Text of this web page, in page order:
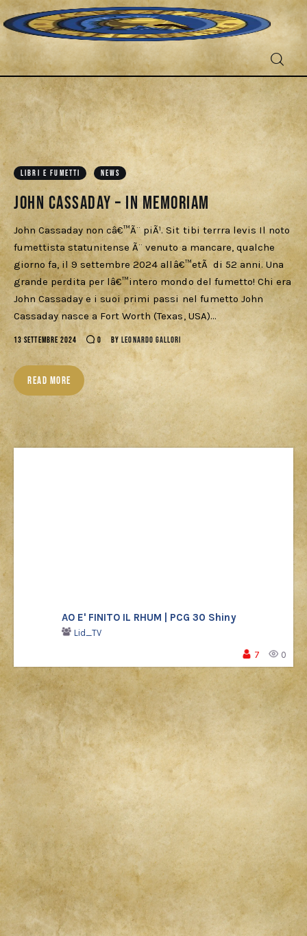
Fantascienza
Fantasy
Games
Recensioni
Libri e fumetti
Cercatori
Download
LIBRI E FUMETTI NEWS
John Cassaday – In memoriam
John Cassaday non câ€™Ã¨ piÃ¹. Sit tibi terrra levis Il noto
fumettista statunitense Ã¨ venuto a mancare, qualche
giorno fa, il 9 settembre 2024 allâ€™etÃ di 52 anni. Una
grande perdita per lâ€™intero mondo del fumetto! Chi era
John Cassaday e i suoi primi passi nel fumetto John
Cassaday nasce a Fort Worth (Texas, USA)…
13 SETTEMBRE 2024 0 BY LEONARDO GALLORI
READ MORE
AO E' FINITO IL RHUM | PCG 30 Shiny
Lid_TV
7 0